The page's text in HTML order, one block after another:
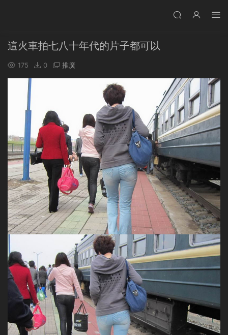
這火車拍七八十年代的片子都可以
175 0 推廣